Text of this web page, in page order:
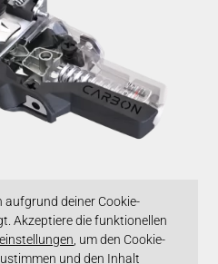
aufgrund deiner Cookie-
Akzeptiere die funktionellen
, um den Cookie-
und den Inhalt